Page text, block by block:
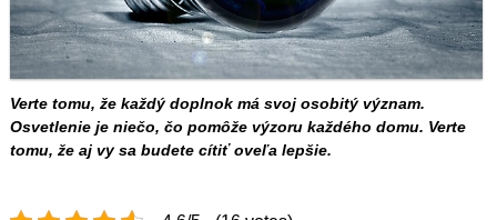
Verte tomu, že každý doplnok má svoj osobitý význam.
Osvetlenie je niečo, čo pomôže výzoru každého domu. Verte
tomu, že aj vy sa budete cítiť oveľa lepšie.